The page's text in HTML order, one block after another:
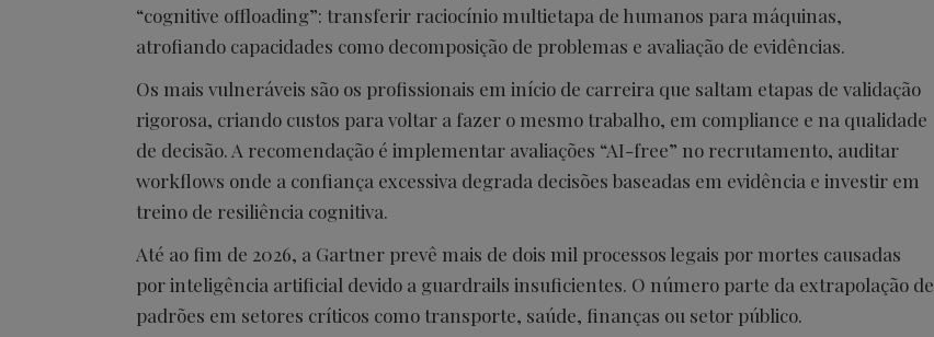
“cognitive offloading”: transferir raciocínio multietapa de humanos para máquinas,
atrofiando capacidades como decomposição de problemas e avaliação de evidências.
Os mais vulneráveis são os profissionais em início de carreira que saltam etapas de validação
rigorosa, criando custos para voltar a fazer o mesmo trabalho, em compliance e na qualidade
de decisão. A recomendação é implementar avaliações “AI-free” no recrutamento, auditar
workflows onde a confiança excessiva degrada decisões baseadas em evidência e investir em
treino de resiliência cognitiva.
Até ao fim de 2026, a Gartner prevê mais de dois mil processos legais por mortes causadas
por inteligência artificial devido a guardrails insuficientes. O número parte da extrapolação de
padrões em setores críticos como transporte, saúde, finanças ou setor público.